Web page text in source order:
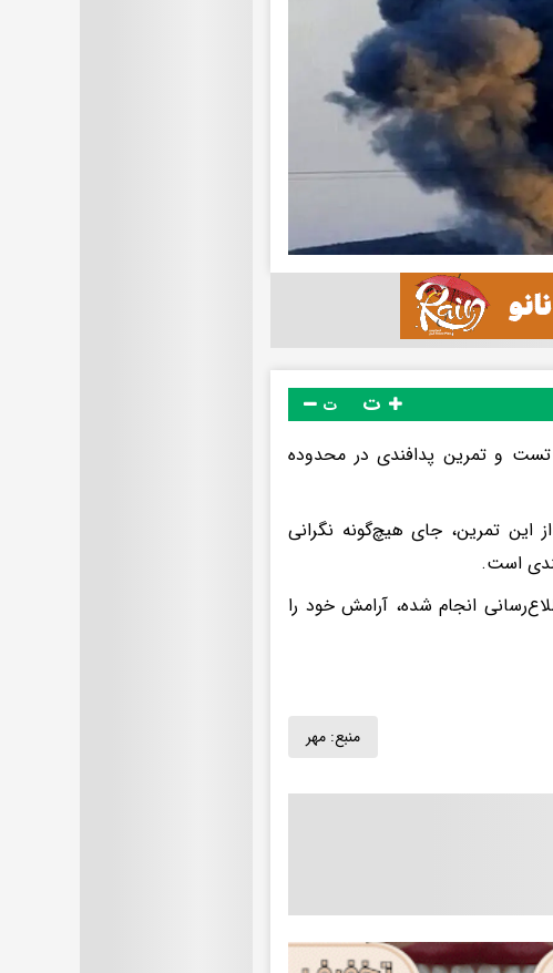
ت
تست و تمرین پدافندی در محدوده
تمرین، جای هیچ‌گونه نگرانی
است.
انجام شده، آرامش خود را
منبع: مهر